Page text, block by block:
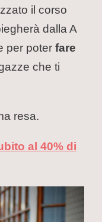
il corso
dalla A
per poter fare
che ti
resa.
al 40% di